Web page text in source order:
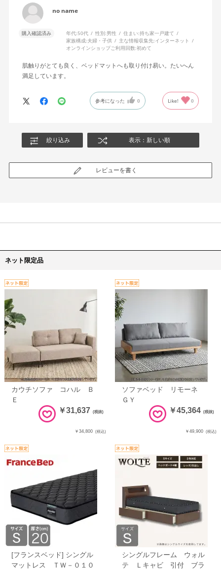
no name
購入確認済み 年代:50代 性別:男性 住まい:持ち家一戸建て
家族構成:夫婦・子供 主な情報収集先:インターネット
オンラインショップご利用回数:初めて
肌触りがとても良く、ベッドマットへも取り付け易い。たいへん
満足しています。
参考になった 0 Like! 0
絞り込み 表示：新しい順
レビューを書く
ネット限定品
カウチソファ コハル Ｂ
Ｅ
￥31,637 (税抜)
￥34,800 (税込)
ソファベッド リモーネ
ＧＹ
￥45,364 (税抜)
￥49,900 (税込)
[フランスベッド] シングル
マットレス ＴＷ－０１０
シングルフレーム ウォル
テ Ｌキャビ 引付 ブラ